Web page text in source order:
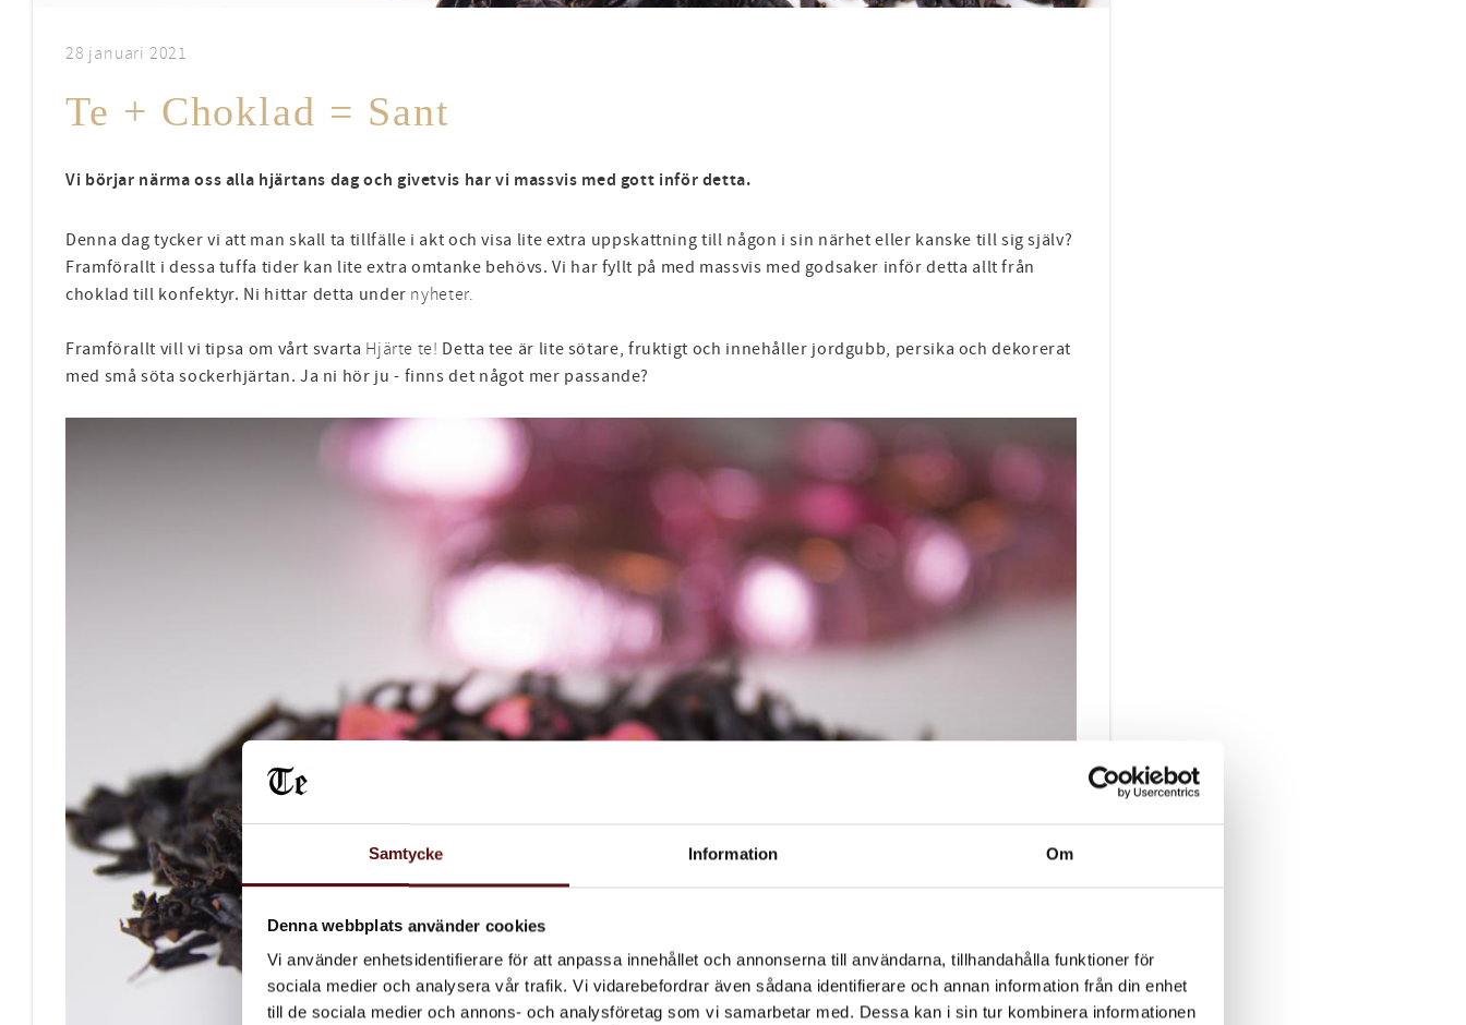
Samtycke Information Om
Denna webbplats använder cookies
Vi använder enhetsidentifierare för att anpassa innehållet och annonserna till användarna, tillhandahålla funktioner för
sociala medier och analysera vår trafik. Vi vidarebefordrar även sådana identifierare och annan information från din enhet
till de sociala medier och annons- och analysföretag som vi samarbetar med. Dessa kan i sin tur kombinera informationen
28 januari 2021
Te + Choklad = Sant
Vi börjar närma oss alla hjärtans dag och givetvis har vi massvis med gott inför detta.
Denna dag tycker vi att man skall ta tillfälle i akt och visa lite extra uppskattning till någon i sin närhet eller kanske till sig själv?
Framförallt i dessa tuffa tider kan lite extra omtanke behövs. Vi har fyllt på med massvis med godsaker inför detta allt från
choklad till konfektyr. Ni hittar detta under nyheter.
Framförallt vill vi tipsa om vårt svarta Hjärte te! Detta tee är lite sötare, fruktigt och innehåller jordgubb, persika och dekorerat
med små söta sockerhjärtan. Ja ni hör ju - finns det något mer passande?